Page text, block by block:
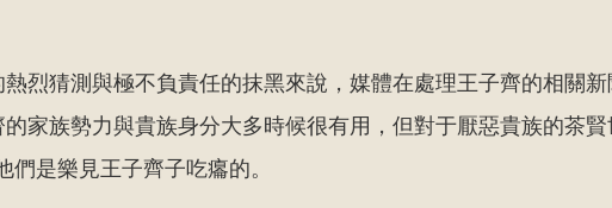
烈猜測與極不負責任的抹黑來說，媒體在處理王子齊的相關
家族勢力與貴族身分大多時候很有用，但對于厭惡貴族的茶
是樂見王子齊子吃癟的。